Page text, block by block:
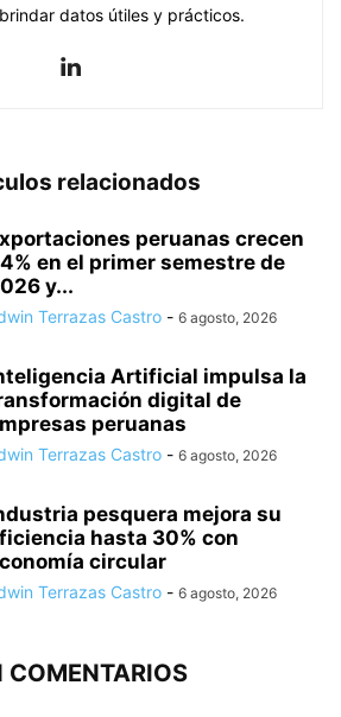
datos útiles y prácticos.
relacionados
peruanas crecen
en el primer semestre de
y...
Terrazas Castro - 6 agosto, 2026
Artificial impulsa la
digital de
peruanas
Terrazas Castro - 6 agosto, 2026
pesquera mejora su
hasta 30% con
circular
Terrazas Castro - 6 agosto, 2026
COMENTARIOS